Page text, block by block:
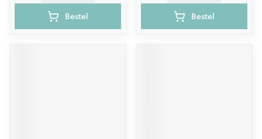
Bestel Bestel